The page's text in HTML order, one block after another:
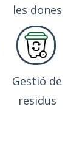
les dones
Gestió de
residus